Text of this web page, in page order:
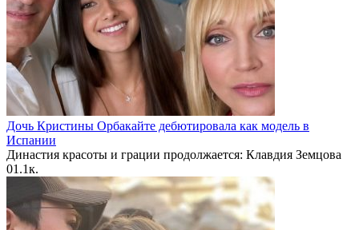
Дочь Кристины Орбакайте дебютировала как модель в
Испании
Династия красоты и грации продолжается: Клавдия Земцова
01.1к.